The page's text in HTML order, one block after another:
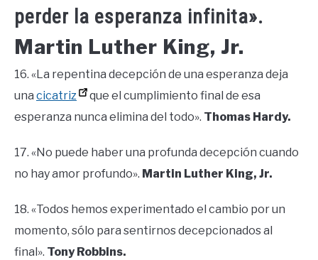
perder la esperanza infinita».
Martin Luther King, Jr.
16. «La repentina decepción de una esperanza deja
una cicatriz
que el cumplimiento final de esa
esperanza nunca elimina del todo». Thomas Hardy.
17. «No puede haber una profunda decepción cuando
no hay amor profundo». Martin Luther King, Jr.
18. «Todos hemos experimentado el cambio por un
momento, sólo para sentirnos decepcionados al
final». Tony Robbins.